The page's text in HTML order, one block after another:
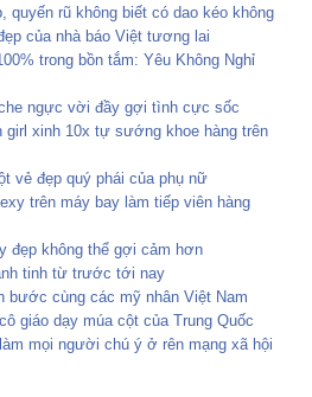
quyến rũ không biết có dao kéo không
của nhà báo Việt tương lai
trong bồn tắm: Yêu Không Nghỉ
ngực vời đầy gợi tình cực sốc
girl xinh 10x tự sướng khoe hàng trên
vẻ đẹp quý phái của phụ nữ
trên máy bay làm tiếp viên hàng
đẹp không thể gợi cảm hơn
tinh từ trước tới nay
bước cùng các mỹ nhân Việt Nam
giáo dạy múa cột của Trung Quốc
mọi người chú ý ở rên mạng xã hội